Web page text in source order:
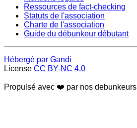
Ressources de fact-checking
Statuts de l'association
Charte de l'association
Guide du débunkeur débutant
Hébergé par Gandi
License CC BY-NC 4.0
Propulsé avec ❤️ par nos debunkeurs